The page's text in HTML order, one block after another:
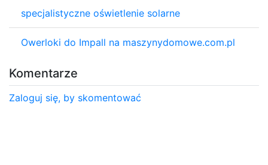
specjalistyczne oświetlenie solarne
Owerloki do Impall na maszynydomowe.com.pl
Komentarze
Zaloguj się, by skomentować